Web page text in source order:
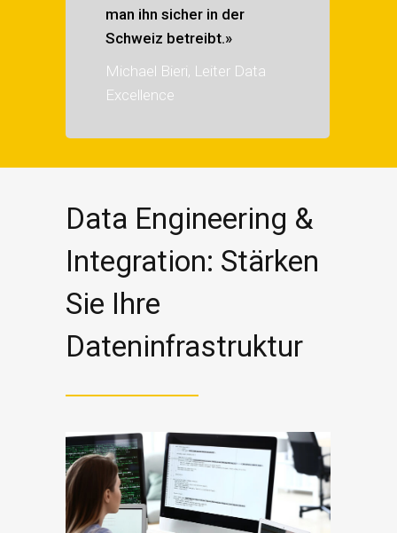
man ihn sicher in der
Schweiz betreibt.»
Michael Bieri, Leiter Data
Excellence
Data Engineering &
Integration: Stärken
Sie Ihre
Dateninfrastruktur